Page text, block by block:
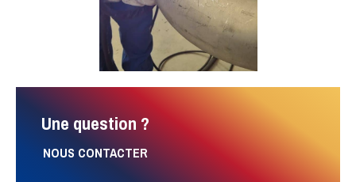
Une question ?
NOUS CONTACTER